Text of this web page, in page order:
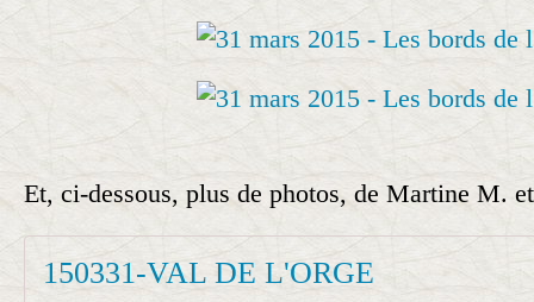
Et, ci-dessous, plus de photos, de Martine M.
150331-VAL DE L'ORGE